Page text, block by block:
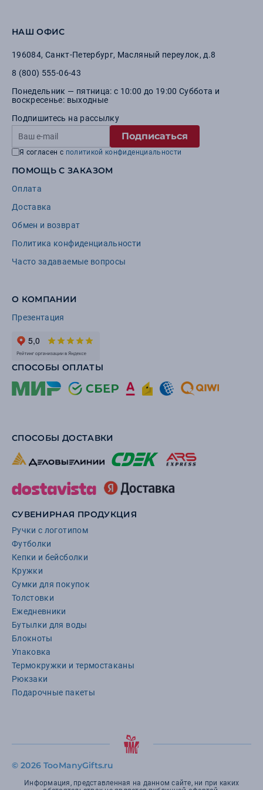
НАШ ОФИС
196084, Санкт-Петербург, Масляный переулок, д.8
8 (800) 555-06-43
Понедельник — пятница: с 10:00 до 19:00 Суббота и
воскресенье: выходные
Подпишитесь на рассылку
Подписаться
Я согласен с политикой конфиденциальности
ПОМОЩЬ С ЗАКАЗОМ
Оплата
Доставка
Обмен и возврат
Политика конфиденциальности
Часто задаваемые вопросы
О КОМПАНИИ
Презентация
СПОСОБЫ ОПЛАТЫ
СПОСОБЫ ДОСТАВКИ
СУВЕНИРНАЯ ПРОДУКЦИЯ
Ручки с логотипом
Футболки
Кепки и бейсболки
Кружки
Сумки для покупок
Толстовки
Ежедневники
Бутылки для воды
Блокноты
Упаковка
Термокружки и термостаканы
Рюкзаки
Подарочные пакеты
© 2026 TooManyGifts.ru
Информация, представленная на данном сайте, ни при каких